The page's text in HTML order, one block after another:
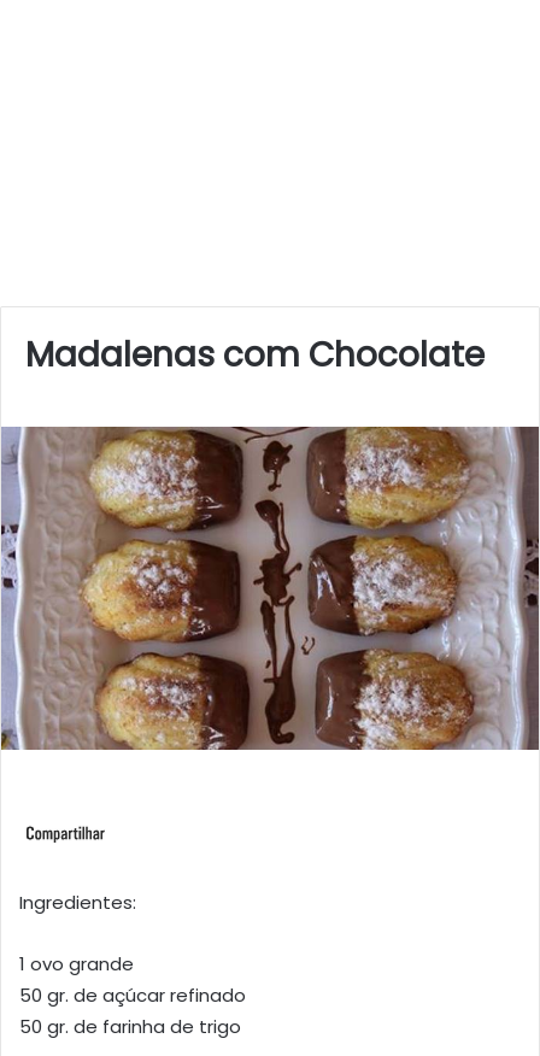
Madalenas com Chocolate
Ingredientes:
1 ovo grande
50 gr. de açúcar refinado
50 gr. de farinha de trigo